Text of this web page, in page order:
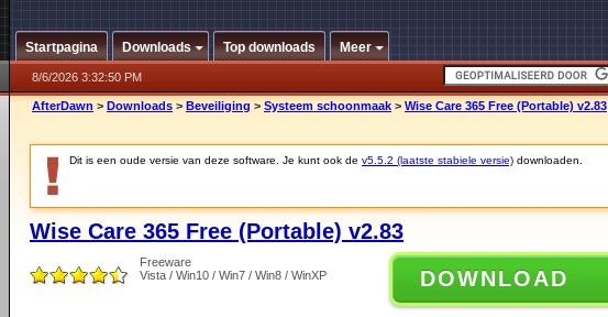
Startpagina Downloads Top downloads Meer
8/6/2026 3:32:50 PM
AfterDawn > Downloads > Beveiliging > Systeem schoonmaak > Wise Care 365 Free (Portable) v2.83
Dit is een oude versie van deze software. Je kunt ook de v5.5.2 (laatste stabiele versie) downloaden.
Wise Care 365 Free (Portable) v2.83
Freeware
Vista / Win10 / Win7 / Win8 / WinXP
DOWNLOAD